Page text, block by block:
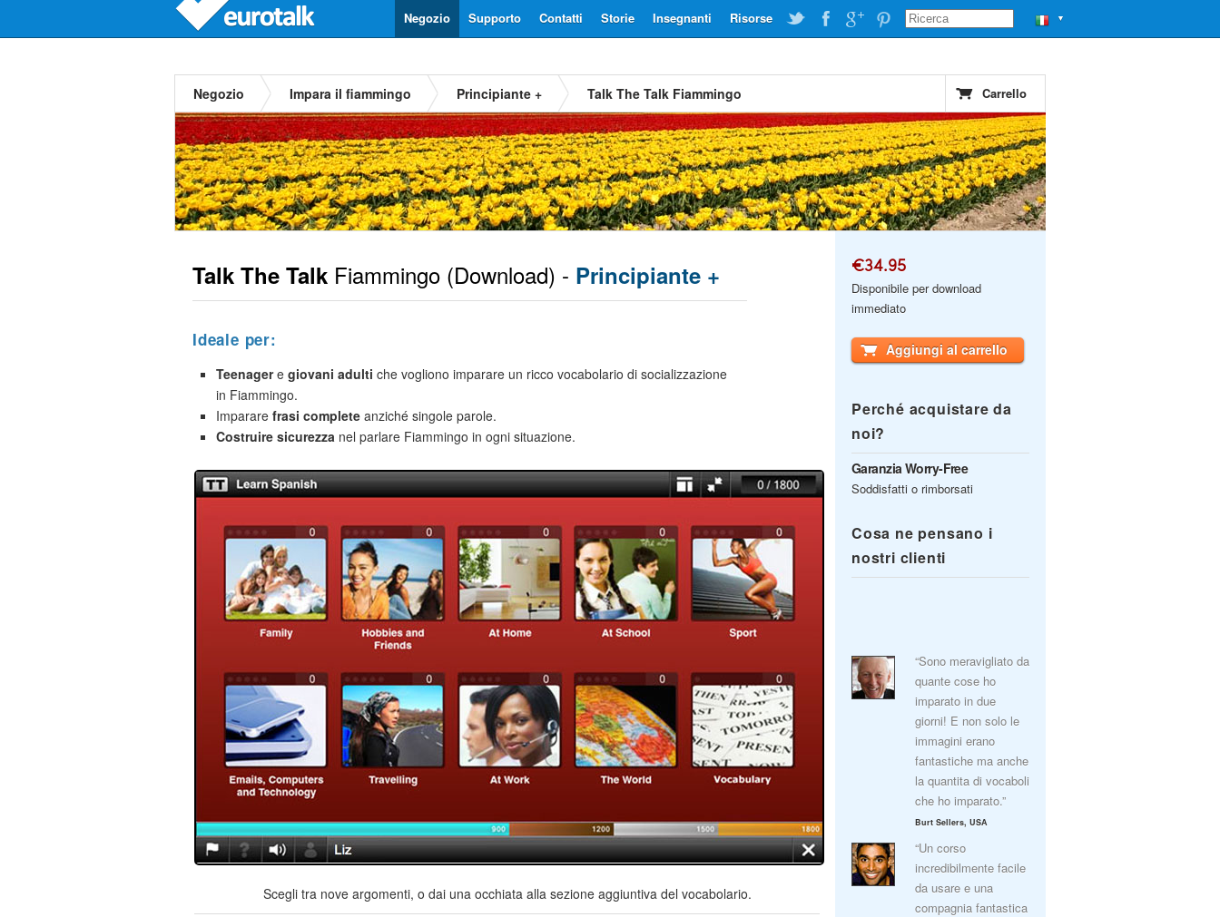
▼
Risorse
Insegnanti
Storie
Contatti
Supporto
Negozio
Negozio Impara il fiammingo Principiante + Talk The Talk Fiammingo Carrello
Talk The Talk Fiammingo (Download) - Principiante +
Ideale per:
Teenagere giovani adulti che vogliono imparare un ricco vocabolario di socializzazione
in Fiammingo.
Imparare frasi complete anziché singole parole.
Costruire sicurezza nel parlare Fiammingo in ogni situazione.
Scegli tra nove argomenti, o dai una occhiata alla sezione aggiuntiva del vocabolario.
€34.95
Disponibile per download
immediato
Aggiungi al carrello
Perché acquistare da
noi?
Garanzia Worry-Free
Soddisfatti o rimborsati
Cosa ne pensano i
nostri clienti
“Sono meravigliato da
quante cose ho
imparato in due
giorni! E non solo le
immagini erano
fantastiche ma anche
la quantita di vocaboli
che ho imparato.”
Burt Sellers, USA
“Un corso
incredibilmente facile
da usare e una
compagnia fantastica